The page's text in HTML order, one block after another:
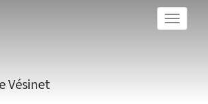
Toggle
Vésinet